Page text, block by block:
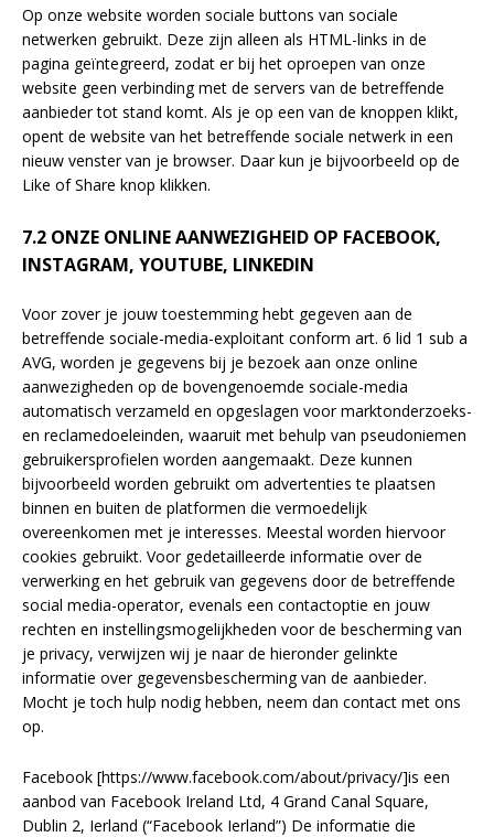
Op onze website worden sociale buttons van sociale
netwerken gebruikt. Deze zijn alleen als HTML-links in de
pagina geïntegreerd, zodat er bij het oproepen van onze
website geen verbinding met de servers van de betreffende
aanbieder tot stand komt. Als je op een van de knoppen klikt,
opent de website van het betreffende sociale netwerk in een
nieuw venster van je browser. Daar kun je bijvoorbeeld op de
Like of Share knop klikken.
7.2 ONZE ONLINE AANWEZIGHEID OP FACEBOOK,
INSTAGRAM, YOUTUBE, LINKEDIN
Voor zover je jouw toestemming hebt gegeven aan de
betreffende sociale-media-exploitant conform art. 6 lid 1 sub a
AVG, worden je gegevens bij je bezoek aan onze online
aanwezigheden op de bovengenoemde sociale-media
automatisch verzameld en opgeslagen voor marktonderzoeks-
en reclamedoeleinden, waaruit met behulp van pseudoniemen
gebruikersprofielen worden aangemaakt. Deze kunnen
bijvoorbeeld worden gebruikt om advertenties te plaatsen
binnen en buiten de platformen die vermoedelijk
overeenkomen met je interesses. Meestal worden hiervoor
cookies gebruikt. Voor gedetailleerde informatie over de
verwerking en het gebruik van gegevens door de betreffende
social media-operator, evenals een contactoptie en jouw
rechten en instellingsmogelijkheden voor de bescherming van
je privacy, verwijzen wij je naar de hieronder gelinkte
informatie over gegevensbescherming van de aanbieder.
Mocht je toch hulp nodig hebben, neem dan contact met ons
op.
Facebook [https://www.facebook.com/about/privacy/]is een
aanbod van Facebook Ireland Ltd, 4 Grand Canal Square,
Dublin 2, Ierland (“Facebook Ierland”) De informatie die